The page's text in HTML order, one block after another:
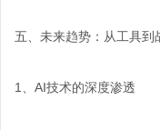
五、未来趋势：从工具到
1、AI技术的深度渗透